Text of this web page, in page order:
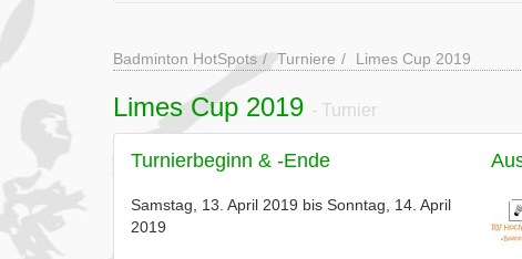
Badminton HotSpots Turniere Limes Cup 2019
Limes Cup 2019 - Turnier
Turnierbeginn & -Ende
Samstag, 13. April 2019 bis Sonntag, 14. April
2019